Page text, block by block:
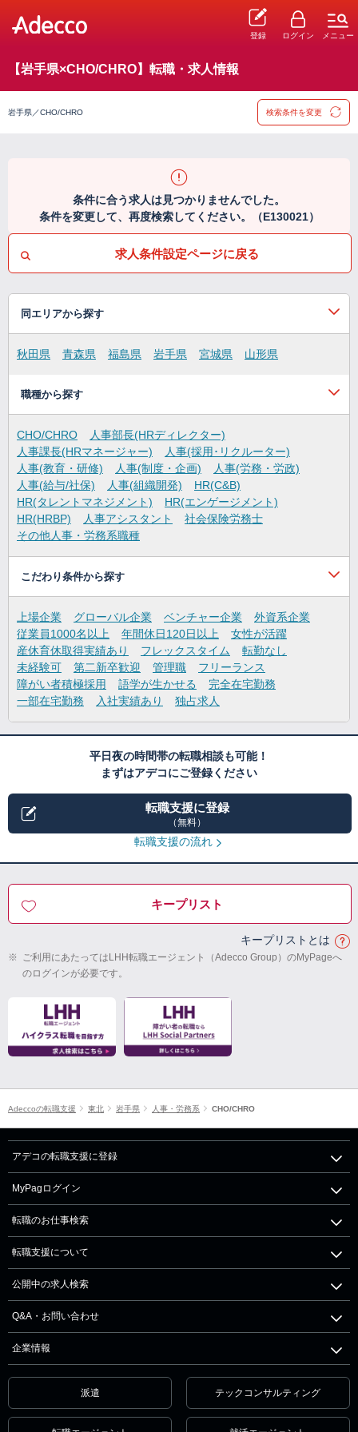
登録 ログイン メニュー
【岩手県×CHO/CHRO】転職・求人情報
岩手県／CHO/CHRO 検索条件を変更
条件に合う求人は見つかりませんでした。
条件を変更して、再度検索してください。（E130021）
求人条件設定ページに戻る
同エリアから探す
秋田県 青森県 福島県 岩手県 宮城県 山形県
職種から探す
CHO/CHRO
人事部長(HRディレクター)
人事課長(HRマネージャー)
人事(採用･リクルーター)
人事(教育・研修)
人事(制度・企画)
人事(労務・労政)
人事(給与/社保)
人事(組織開発)
HR(C&B)
HR(タレントマネジメント)
HR(エンゲージメント)
HR(HRBP)
人事アシスタント
社会保険労務士
その他人事・労務系職種
こだわり条件から探す
上場企業 グローバル企業 ベンチャー企業
外資系企業
従業員1000名以上
年間休日120日以上
女性が活躍
産休育休取得実績あり
フレックスタイム
転勤なし
未経験可
第二新卒歓迎 管理職
フリーランス
障がい者積極採用
語学が生かせる
完全在宅勤務
一部在宅勤務
入社実績あり 独占求人
平日夜の時間帯の転職相談も可能！
まずはアデコにご登録ください
転職支援に登録
（無料）
転職支援の流れ
キープリスト
キープリストとは
※ ご利用にあたってはLHH転職エージェント（Adecco Group）のMyPageへ
のログインが必要です。
Adeccoの転職支援 東北 岩手県 人事・労務系 CHO/CHRO
アデコの転職支援に登録
MyPagログイン
転職のお仕事検索
転職支援について
公開中の求人検索
Q&A・お問い合わせ
企業情報
派遣 テックコンサルティング